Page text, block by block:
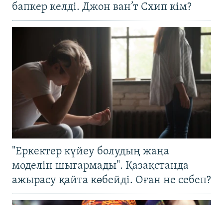
бапкер келді. Джон ван’т Схип кім?
"Еркектер күйеу болудың жаңа
моделін шығармады". Қазақстанда
ажырасу қайта көбейді. Оған не себеп?